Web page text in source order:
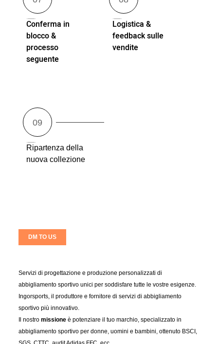
Conferma in
blocco &
processo
seguente
Logistica &
feedback sulle
vendite
Ripartenza della
nuova collezione
DM TO US
Servizi di progettazione e produzione personalizzati di
abbigliamento sportivo unici per soddisfare tutte le vostre esigenze.
Ingorsports, il produttore e fornitore di servizi di abbigliamento
sportivo più innovativo.
Il nostromissioneè potenziare il tuo marchio, specializzato in
abbigliamento sportivo per donne, uomini e bambini, ottenuto BSCI,